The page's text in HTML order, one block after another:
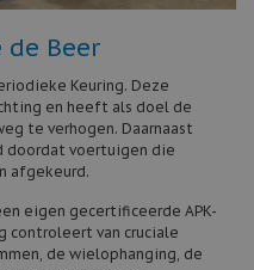
de Beer
Keuring. Deze
en heeft als doel de
te verhogen. Daarnaast
doordat voertuigen die
afgekeurd.
eigen gecertificeerde APK-
controleert van cruciale
de wielophanging, de